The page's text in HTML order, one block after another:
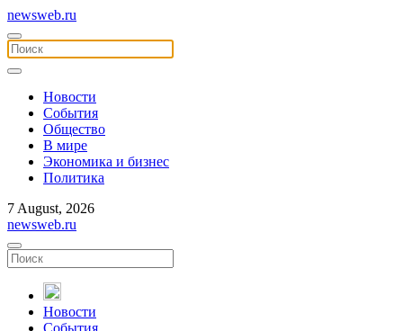
newsweb.ru
Новости
События
Общество
В мире
Экономика и бизнес
Политика
7 August, 2026
newsweb.ru
Новости
События